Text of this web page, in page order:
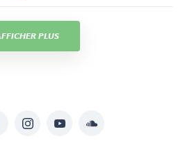
PLUS
InstagramYouTubeSoundcloud